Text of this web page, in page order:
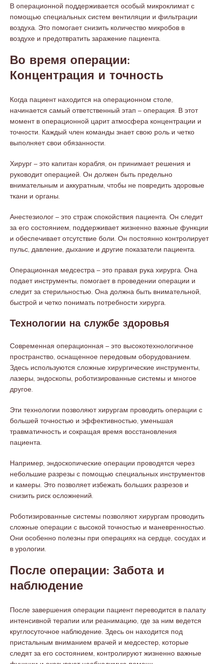
В операционной поддерживается особый микроклимат с
помощью специальных систем вентиляции и фильтрации
воздуха. Это помогает снизить количество микробов в
воздухе и предотвратить заражение пациента.
Во время операции:
Концентрация и точность
Когда пациент находится на операционном столе,
начинается самый ответственный этап – операция. В этот
момент в операционной царит атмосфера концентрации и
точности. Каждый член команды знает свою роль и четко
выполняет свои обязанности.
Хирург – это капитан корабля, он принимает решения и
руководит операцией. Он должен быть предельно
внимательным и аккуратным, чтобы не повредить здоровые
ткани и органы.
Анестезиолог – это страж спокойствия пациента. Он следит
за его состоянием, поддерживает жизненно важные функции
и обеспечивает отсутствие боли. Он постоянно контролирует
пульс, давление, дыхание и другие показатели пациента.
Операционная медсестра – это правая рука хирурга. Она
подает инструменты, помогает в проведении операции и
следит за стерильностью. Она должна быть внимательной,
быстрой и четко понимать потребности хирурга.
Технологии на службе здоровья
Современная операционная – это высокотехнологичное
пространство, оснащенное передовым оборудованием.
Здесь используются сложные хирургические инструменты,
лазеры, эндоскопы, роботизированные системы и многое
другое.
Эти технологии позволяют хирургам проводить операции с
большей точностью и эффективностью, уменьшая
травматичность и сокращая время восстановления
пациента.
Например, эндоскопические операции проводятся через
небольшие разрезы с помощью специальных инструментов
и камеры. Это позволяет избежать больших разрезов и
снизить риск осложнений.
Роботизированные системы позволяют хирургам проводить
сложные операции с высокой точностью и маневренностью.
Они особенно полезны при операциях на сердце, сосудах и
в урологии.
После операции: Забота и
наблюдение
После завершения операции пациент переводится в палату
интенсивной терапии или реанимацию, где за ним ведется
круглосуточное наблюдение. Здесь он находится под
пристальным вниманием врачей и медсестер, которые
следят за его состоянием, контролируют жизненно важные